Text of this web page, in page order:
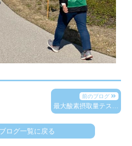
前のブログ
最大酸素摂取量テス…
ログ一覧に戻る